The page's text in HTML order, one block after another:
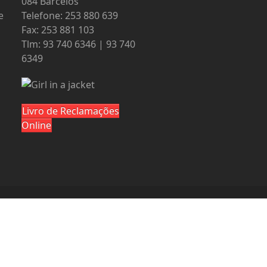
Telefone: 253 880 639
Fax: 253 881 103
Tlm: 93 740 6346 | 93 740
6349
Livro de Reclamações
Online